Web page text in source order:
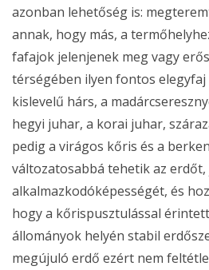
azonban lehetőség is:
annak, hogy más, a
fafajok jelenjenek meg vagy
térségében ilyen fontos
kislevelű hárs, a
hegyi juhar, a korai juhar,
pedig a virágos kőris és a
változatosabbá tehetik az
alkalmazkodóképességét, és
hogy a kőrispusztulással
állományok helyén stabil
megújuló erdő ezért nem